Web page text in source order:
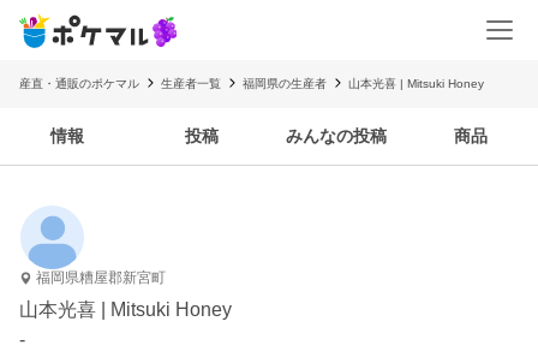
産直・通販のポケマル 生産者一覧 福岡県の生産者 山本光喜 | Mitsuki Honey
情報 投稿 みんなの投稿 商品
福岡県糟屋郡新宮町
山本光喜 | Mitsuki Honey
-